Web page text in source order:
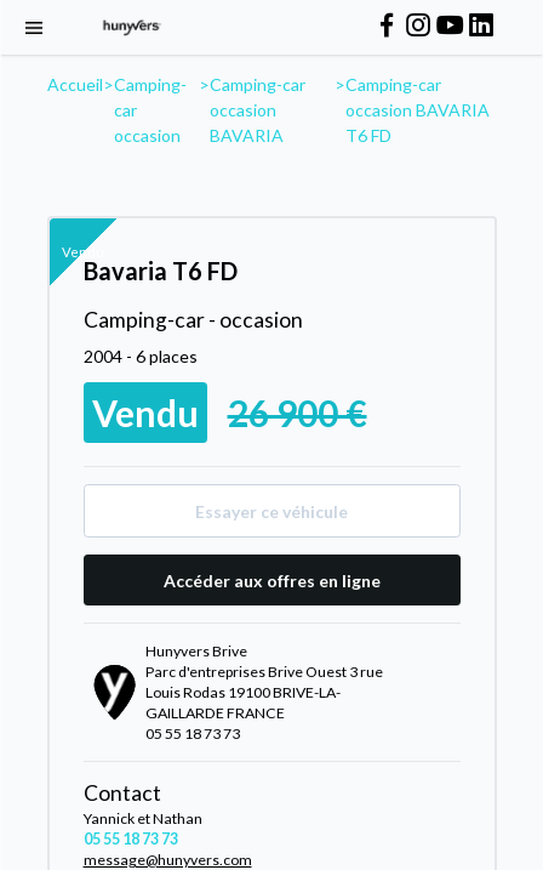
Accueil>Camping-
car
occasion
>Camping-car
occasion
BAVARIA
>Camping-car
occasion BAVARIA
T6 FD
Vendu
Bavaria T6 FD
Camping-car - occasion
2004 - 6 places
Vendu 26 900 €
Essayer ce véhicule
Accéder aux offres en ligne
Hunyvers Brive
Parc d'entreprises Brive Ouest 3 rue
Louis Rodas 19100 BRIVE-LA-
GAILLARDE FRANCE
05 55 18 73 73
Contact
Yannick et Nathan
05 55 18 73 73
message@hunyvers.com